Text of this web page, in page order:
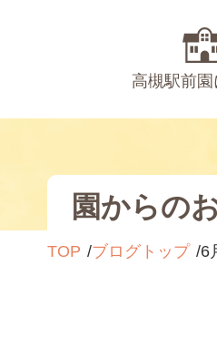
高槻駅前
園からの
TOP ブログトップ 6